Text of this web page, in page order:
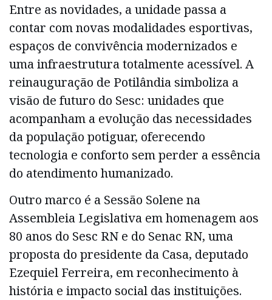
Entre as novidades, a unidade passa a
contar com novas modalidades esportivas,
espaços de convivência modernizados e
uma infraestrutura totalmente acessível. A
reinauguração de Potilândia simboliza a
visão de futuro do Sesc: unidades que
acompanham a evolução das necessidades
da população potiguar, oferecendo
tecnologia e conforto sem perder a essência
do atendimento humanizado.
Outro marco é a Sessão Solene na
Assembleia Legislativa em homenagem aos
80 anos do Sesc RN e do Senac RN, uma
proposta do presidente da Casa, deputado
Ezequiel Ferreira, em reconhecimento à
história e impacto social das instituições.